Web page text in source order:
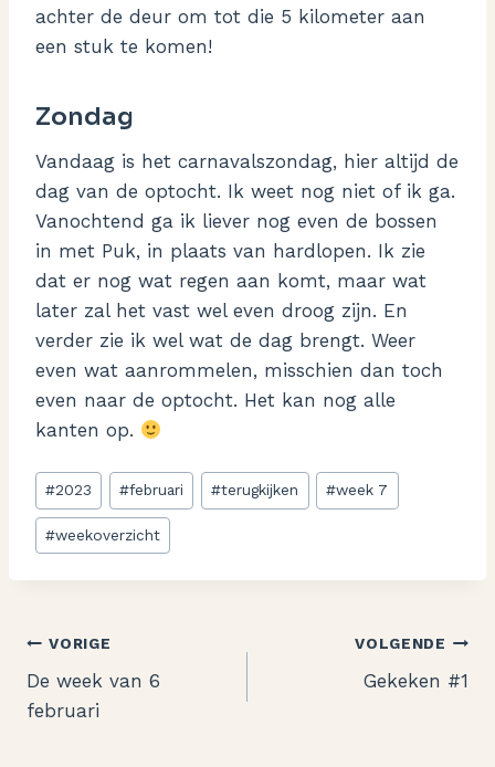
achter de deur om tot die 5 kilometer aan
een stuk te komen!
Zondag
Vandaag is het carnavalszondag, hier altijd de
dag van de optocht. Ik weet nog niet of ik ga.
Vanochtend ga ik liever nog even de bossen
in met Puk, in plaats van hardlopen. Ik zie
dat er nog wat regen aan komt, maar wat
later zal het vast wel even droog zijn. En
verder zie ik wel wat de dag brengt. Weer
even wat aanrommelen, misschien dan toch
even naar de optocht. Het kan nog alle
kanten op.
Bericht
tags:
#2023 #februari #terugkijken #week 7
#weekoverzicht
Bericht
navigatie
VORIGE
De week van 6
februari
VOLGENDE
Gekeken #1